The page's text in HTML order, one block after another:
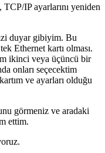
IP ayarlarını yeniden
duyar gibiyim. Bu
Ethernet kartı olması.
ikinci veya üçüncü bir
onları seçecektim
ve ayarları olduğu
görmeniz ve aradaki
ettim.